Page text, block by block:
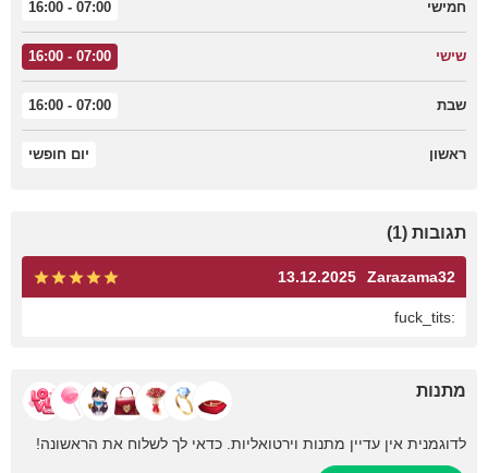
חמישי 07:00 - 16:00
שישי 07:00 - 16:00
שבת 07:00 - 16:00
ראשון יום חופשי
תגובות (1)
Zarazama32
13.12.2025
:fuck_tits
מתנות
לדוגמנית אין עדיין מתנות וירטואליות. כדאי לך לשלוח את הראשונה!